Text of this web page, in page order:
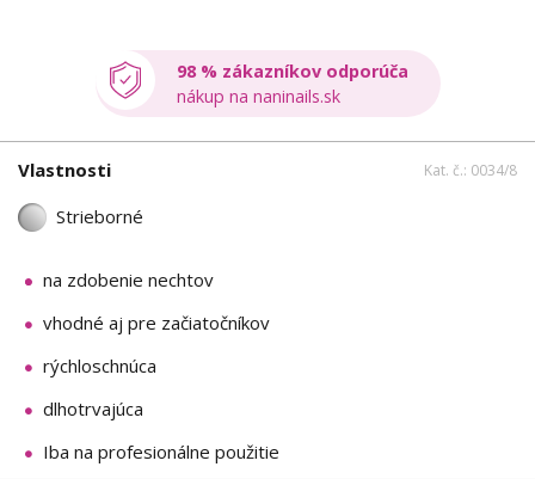
98 % zákazníkov odporúča
nákup na naninails.sk
Vlastnosti Kat. č.: 0034/8
Strieborné
na zdobenie nechtov
vhodné aj pre začiatočníkov
rýchloschnúca
dlhotrvajúca
Iba na profesionálne použitie